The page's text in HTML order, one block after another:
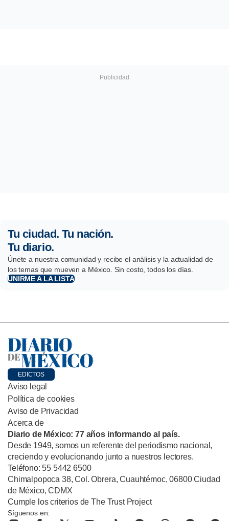
Tu ciudad. Tu nación.
Tu diario.
Únete a nuestra comunidad y recibe el análisis y la actualidad de
los temas que mueven a México. Sin costo, todos los días.
UNIRME A LA LISTA
EDICTOS
Aviso legal
Política de cookies
Aviso de Privacidad
Acerca de
Diario de México: 77 años informando al país.
Desde 1949, somos un referente del periodismo nacional,
creciendo y evolucionando junto a nuestros lectores.
Teléfono: 55 5442 6500
Chimalpopoca 38, Col. Obrera, Cuauhtémoc, 06800 Ciudad
de México, CDMX
Cumple los criterios de The Trust Project
Síguenos en: